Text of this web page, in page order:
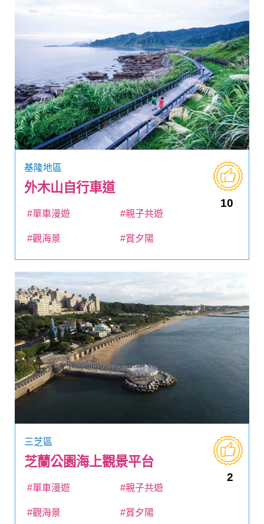
基隆地區
外木山自行車道
10
#單車漫遊 #親子共遊
#觀海景 #賞夕陽
三芝區
芝蘭公園海上觀景平台
2
#單車漫遊 #親子共遊
#觀海景 #賞夕陽